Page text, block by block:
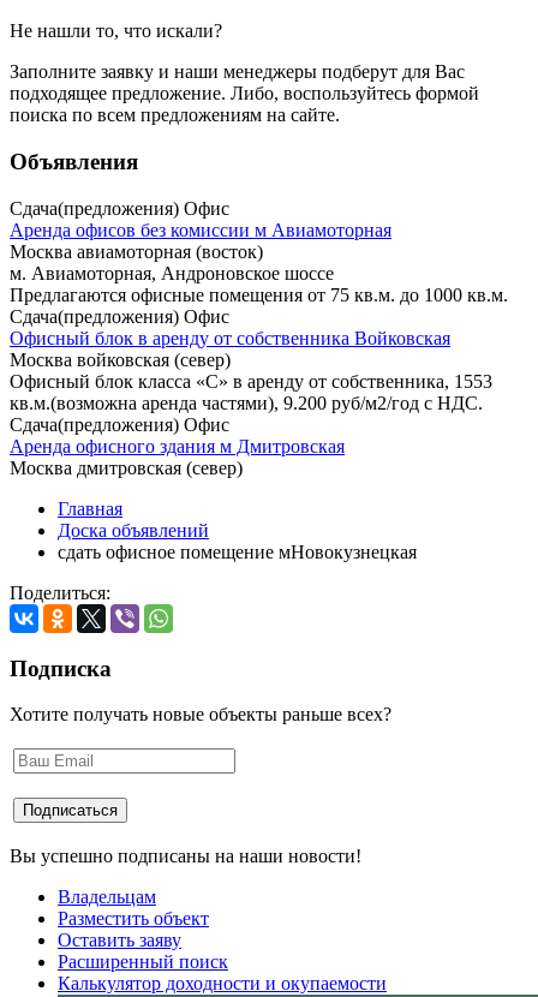
Не нашли то, что искали?
Заполните заявку и наши менеджеры подберут для Вас
подходящее предложение. Либо, воспользуйтесь формой
поиска по всем предложениям на сайте.
Объявления
Сдача(предложения) Офис
Аренда офисов без комиссии м Авиамоторная
Москва авиамоторная (восток)
м. Авиамоторная, Андроновское шоссе
Предлагаются офисные помещения от 75 кв.м. до 1000 кв.м.
Сдача(предложения) Офис
Офисный блок в аренду от собственника Войковская
Москва войковская (север)
Офисный блок класса «С» в аренду от собственника, 1553
кв.м.(возможна аренда частями), 9.200 руб/м2/год с НДС.
Сдача(предложения) Офис
Аренда офисного здания м Дмитровская
Москва дмитровская (север)
Главная
Доска объявлений
сдать офисное помещение мНовокузнецкая
Поделиться:
Подписка
Хотите получать новые объекты раньше всех?
Вы успешно подписаны на наши новости!
Владельцам
Разместить объект
Оставить заяву
Расширенный поиск
Калькулятор доходности и окупаемости